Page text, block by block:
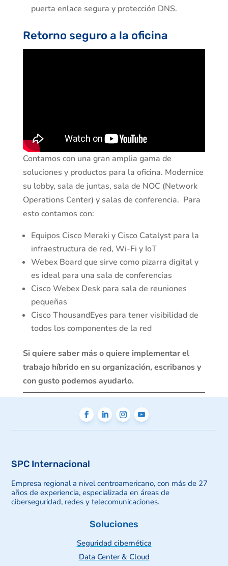
puerta enlace segura y protección DNS.
Retorno seguro a la oficina
Contamos con una gran amplia gama de
soluciones y productos para la oficina. Modernice
su lobby, sala de juntas, sala de NOC (Network
Operations Center) y salas de conferencia. Para
esto contamos con:
Equipos Cisco Meraki y Cisco Catalyst para la
infraestructura de red, Wi-Fi y IoT
Webex Board que sirve como pizarra digital y
es ideal para una sala de conferencias
Cisco Webex Desk para sala de reuniones
pequeñas
Cisco ThousandEyes para tener visibilidad de
todos los componentes de la red
Si quiere saber más o quiere implementar el
trabajo híbrido en su organización, escribanos y
con gusto podemos ayudarlo.
SPC Internacional
Empresa regional a nivel centroamericano, con más de 27
años de experiencia, especializada en áreas de
ciberseguridad, redes y telecomunicaciones.
Soluciones
Seguridad cibernética
Data Center & Cloud